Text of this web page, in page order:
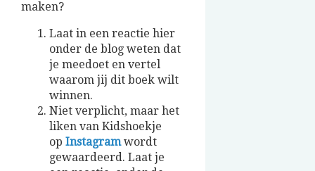
maken?
Laat in een reactie hier
onder de blog weten dat
je meedoet en vertel
waarom jij dit boek wilt
winnen.
Niet verplicht, maar het
liken van Kidshoekje
op Instagramwordt
gewaardeerd. Laat je